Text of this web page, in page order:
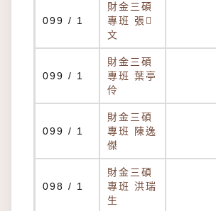
099 / 1
財金三碩
專班 張
文
099 / 1
財金三碩
專班 葉亭
伶
099 / 1
財金三碩
專班 陳逸
傑
098 / 1
財金三碩
專班 洪瑞
生